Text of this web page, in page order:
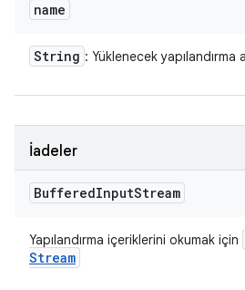
name
String : Yüklenecek yapılandırma
İadeler
BufferedInputStream
Yapılandırma içeriklerini okumak için
Stream